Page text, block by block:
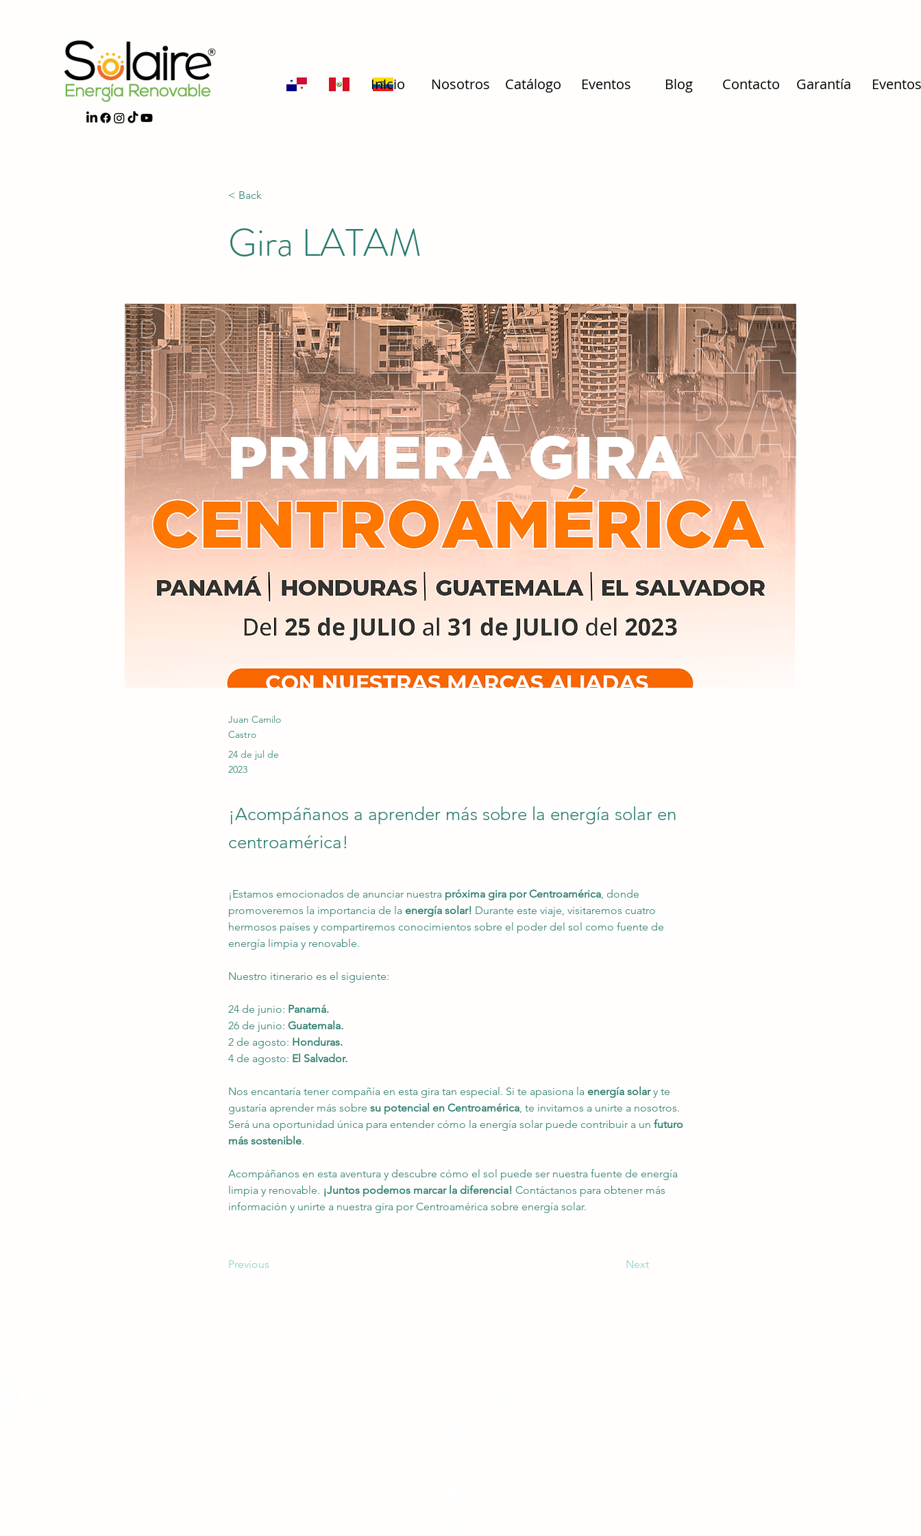
Inicio Nosotros Catálogo Eventos Blog Contacto Garantía Eventos
< Back
Gira LATAM
Juan Camilo
Castro
24 de jul de
2023
¡Acompáñanos a aprender más sobre la energía solar en
centroamérica!
¡Estamos emocionados de anunciar nuestra próxima gira por Centroamérica, donde
promoveremos la importancia de la energía solar! Durante este viaje, visitaremos cuatro
hermosos países y compartiremos conocimientos sobre el poder del sol como fuente de
energía limpia y renovable.
Nuestro itinerario es el siguiente:
24 de junio: Panamá.
26 de junio: Guatemala.
2 de agosto: Honduras.
4 de agosto: El Salvador.
Nos encantaría tener compañía en esta gira tan especial. Si te apasiona la energía solar y te
gustaría aprender más sobre su potencial en Centroamérica, te invitamos a unirte a nosotros.
Será una oportunidad única para entender cómo la energía solar puede contribuir a un futuro
más sostenible.
Acompáñanos en esta aventura y descubre cómo el sol puede ser nuestra fuente de energía
limpia y renovable. ¡Juntos podemos marcar la diferencia! Contáctanos para obtener más
información y unirte a nuestra gira por Centroamérica sobre energía solar.
Previous Next